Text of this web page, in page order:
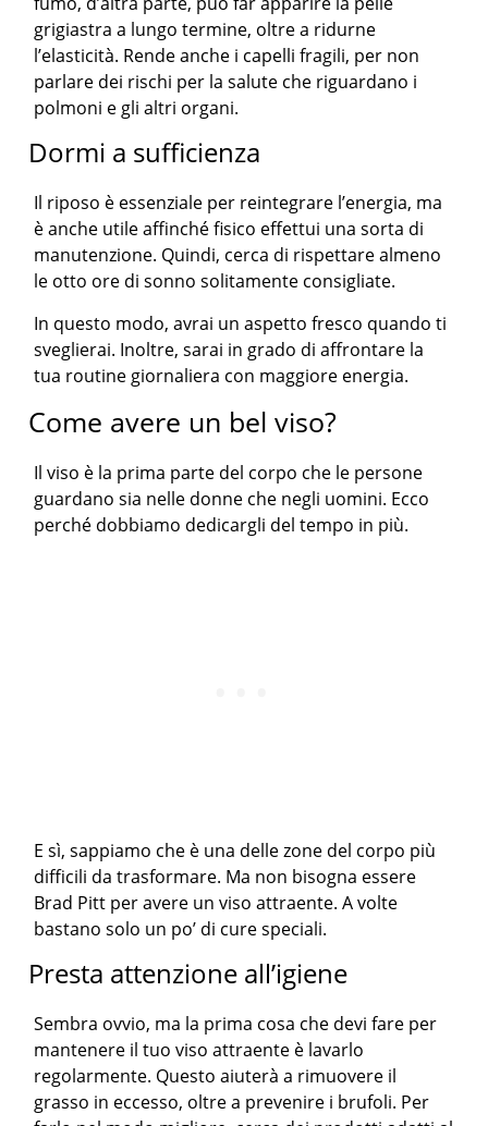
grigiastra a lungo termine, oltre a ridurne
l’elasticità. Rende anche i capelli fragili, per non
parlare dei rischi per la salute che riguardano i
polmoni e gli altri organi.
Dormi a sufficienza
Il riposo è essenziale per reintegrare l’energia, ma
è anche utile affinché fisico effettui una sorta di
manutenzione. Quindi, cerca di rispettare almeno
le otto ore di sonno solitamente consigliate.
In questo modo, avrai un aspetto fresco quando ti
sveglierai. Inoltre, sarai in grado di affrontare la
tua routine giornaliera con maggiore energia.
Come avere un bel viso?
Il viso è la prima parte del corpo che le persone
guardano sia nelle donne che negli uomini. Ecco
perché dobbiamo dedicargli del tempo in più.
E sì, sappiamo che è una delle zone del corpo più
difficili da trasformare. Ma non bisogna essere
Brad Pitt per avere un viso attraente. A volte
bastano solo un po’ di cure speciali.
Presta attenzione all’igiene
Sembra ovvio, ma la prima cosa che devi fare per
mantenere il tuo viso attraente è lavarlo
regolarmente. Questo aiuterà a rimuovere il
grasso in eccesso, oltre a prevenire i brufoli. Per